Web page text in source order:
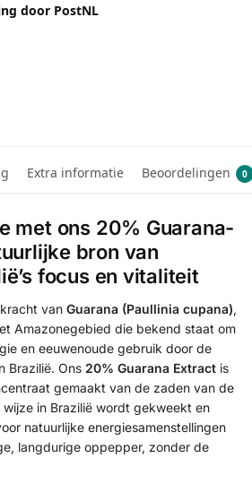
door PostNL
Extra informatie Beoordelingen 0
met ons 20% Guarana-
bron van
focus en vitaliteit
van Guarana (Paullinia cupana),
Amazonegebied die bekend staat om
en eeuwenoude gebruik door de
Brazilië. Ons 20% Guarana Extract is
gemaakt van de zaden van de
in Brazilië wordt gekweekt en
natuurlijke energiesamenstellingen
langdurige oppepper, zonder de